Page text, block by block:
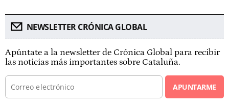
NEWSLETTER CRÓNICA GLOBAL
Apúntate a la newsletter de Crónica Global para recibir
las noticias más importantes sobre Cataluña.
APUNTARME